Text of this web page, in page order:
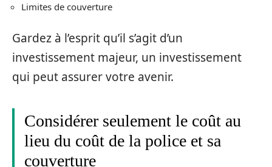
Limites de couverture
Gardez à l’esprit qu’il s’agit d’un
investissement majeur, un investissement
qui peut assurer votre avenir.
Considérer seulement le coût au
lieu du coût de la police et sa
couverture